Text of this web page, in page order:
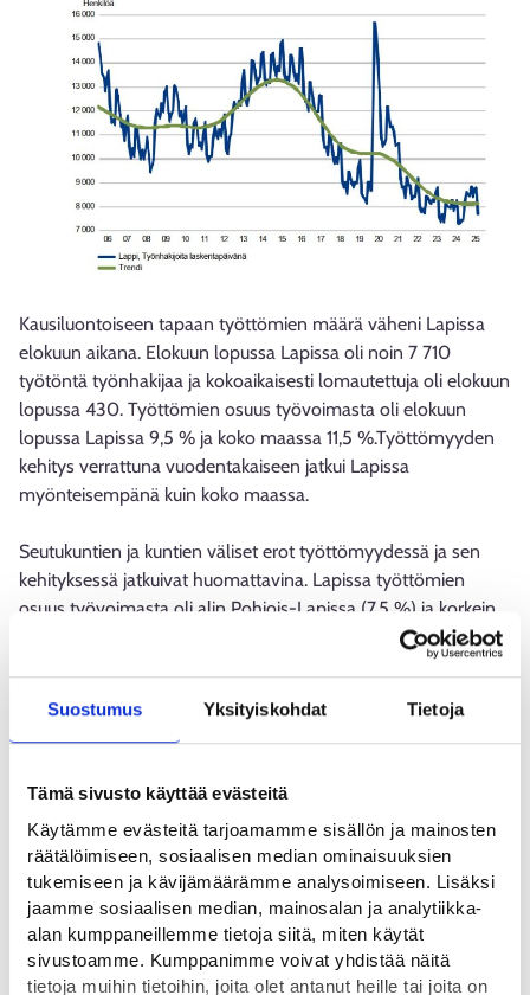
Suostumus Yksityiskohdat Tietoja
Tämä sivusto käyttää evästeitä
Käytämme evästeitä tarjoamamme sisällön ja mainosten
räätälöimiseen, sosiaalisen median ominaisuuksien
tukemiseen ja kävijämäärämme analysoimiseen. Lisäksi
jaamme sosiaalisen median, mainosalan ja analytiikka-
alan kumppaneillemme tietoja siitä, miten käytät
sivustoamme. Kumppanimme voivat yhdistää näitä
tietoja muihin tietoihin, joita olet antanut heille tai joita on
Kausiluontoiseen tapaan työttömien määrä väheni Lapissa
elokuun aikana. Elokuun lopussa Lapissa oli noin 7 710
työtöntä työnhakijaa ja kokoaikaisesti lomautettuja oli elokuun
lopussa 430. Työttömien osuus työvoimasta oli elokuun
lopussa Lapissa 9,5 % ja koko maassa 11,5 %.Työttömyyden
kehitys verrattuna vuodentakaiseen jatkui Lapissa
myönteisempänä kuin koko maassa.
Seutukuntien ja kuntien väliset erot työttömyydessä ja sen
kehityksessä jatkuivat huomattavina. Lapissa työttömien
osuus työvoimasta oli alin Pohjois-Lapissa (7,5 %) ja korkein
pitkäaikaistyöttömiä on viimevuotista enemmän. Elokuussa
Lapin työttömistä lähes joka kolmas (koko maa 42 %) oli ollut
Työmarkkinatorille ilmoitettiin Lapissa lähes 2 970 avointa
työpaikkaa, mikä on saman verran kuin viime vuoden
elokuussa.
Lue tästä linkistä Lapin elokuun työllisyyskatsauksen tiedote.